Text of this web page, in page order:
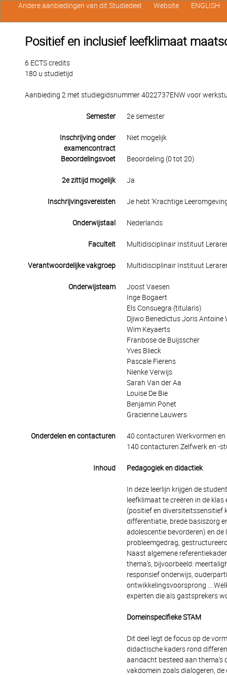
Positief en inclusief leefklimaat
6 ECTS credits
180 u studietijd
Aanbieding 2 met studiegidsnummer 4022737ENW voor
Semester 2e semester
Inschrijving onder
examencontract
Niet mogelijk
Beoordelingsvoet Beoordeling (0 tot 20)
2e zittijd mogelijk Ja
Inschrijvingsvereisten Je hebt ‘Krachtige
Onderwijstaal Nederlands
Faculteit Multidisciplinair Instituut
Verantwoordelijke vakgroep Multidisciplinair Instituut
Onderwijsteam
Joost Vaesen
Inge Bogaert
Els Consuegra (titularis)
Djiwo Benedictus Joris Antoine
Wim Keyaerts
Franbose de Buijsscher
Yves Blieck
Pascale Fierens
Nienke Verwijs
Sarah Van der Aa
Louise De Bie
Benjamin Ponet
Gracienne Lauwers
Onderdelen en contacturen
40 contacturen Werkvormen en
140 contacturen Zelfwerk en -
Inhoud Pedagogiek en didactiek
In deze leerlijn krijgen de
leefklimaat te creëren in de
(positief en diversiteitssensitief
differentiatie, brede basiszorg
adolescentie bevorderen) en
probleemgedrag,
Naast algemene
thema’s, bijvoorbeeld:
responsief onderwijs,
ontwikkelingsvoorsprong ...
experten die als gastsprekers
Domeinspecifieke STAM
Dit deel legt de focus op de
didactische kaders rond
aandacht besteed aan thema’s
vakdomein zoals dialogeren, de
Andere aanbiedingen van dit Studiedeel Website ENGLISH